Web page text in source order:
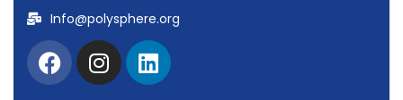
Info@polysphere.org